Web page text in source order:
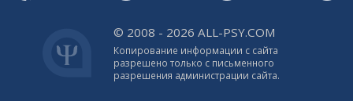
© 2008 - 2026 ALL-PSY.COM
Копирование информации с сайта
разрешено только с письменного
разрешения администрации сайта.